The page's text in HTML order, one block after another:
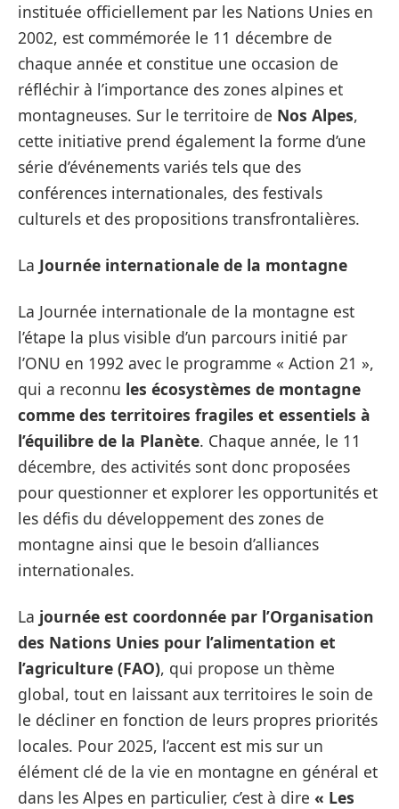
instituée officiellement par les Nations Unies en
2002, est commémorée le 11 décembre de
chaque année et constitue une occasion de
réfléchir à l’importance des zones alpines et
montagneuses. Sur le territoire de Nos Alpes,
cette initiative prend également la forme d’une
série d’événements variés tels que des
conférences internationales, des festivals
culturels et des propositions transfrontalières.
La Journée internationale de la montagne
La Journée internationale de la montagne est
l’étape la plus visible d’un parcours initié par
l’ONU en 1992 avec le programme « Action 21 »,
qui a reconnu les écosystèmes de montagne
comme des territoires fragiles et essentiels à
l’équilibre de la Planète. Chaque année, le 11
décembre, des activités sont donc proposées
pour questionner et explorer les opportunités et
les défis du développement des zones de
montagne ainsi que le besoin d’alliances
internationales.
La journée est coordonnée par l’Organisation
des Nations Unies pour l’alimentation et
l’agriculture (FAO), qui propose un thème
global, tout en laissant aux territoires le soin de
le décliner en fonction de leurs propres priorités
locales. Pour 2025, l’accent est mis sur un
élément clé de la vie en montagne en général et
dans les Alpes en particulier, c’est à dire « Les